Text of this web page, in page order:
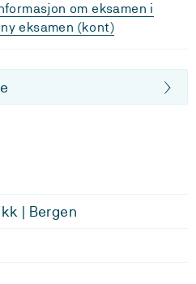
om eksamen i
eksamen (kont)
| Bergen